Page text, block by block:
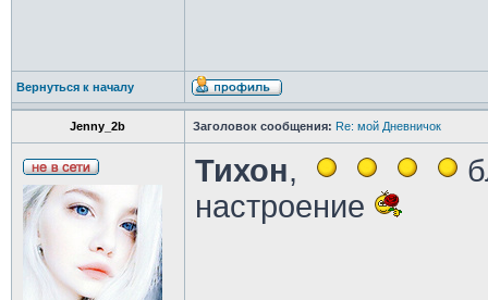
Вернуться к началу
Jenny_2b Заголовок сообщения: Re: мой Дневничок
Тихон,
настроение